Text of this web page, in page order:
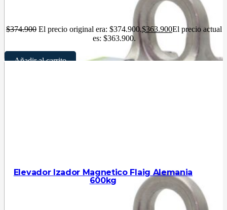
$374.900 El precio original era: $374.900.$363.900El precio actual
es: $363.900.
Añadir al carrito
Elevador Izador Magnetico Flaig Alemania
600kg